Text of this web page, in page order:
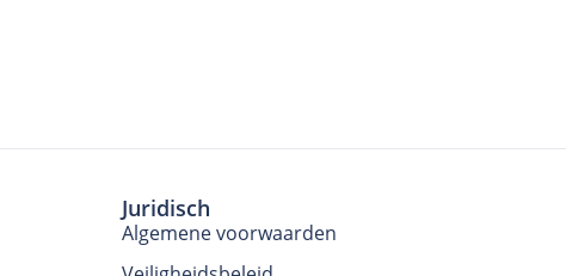
Juridisch
Algemene voorwaarden